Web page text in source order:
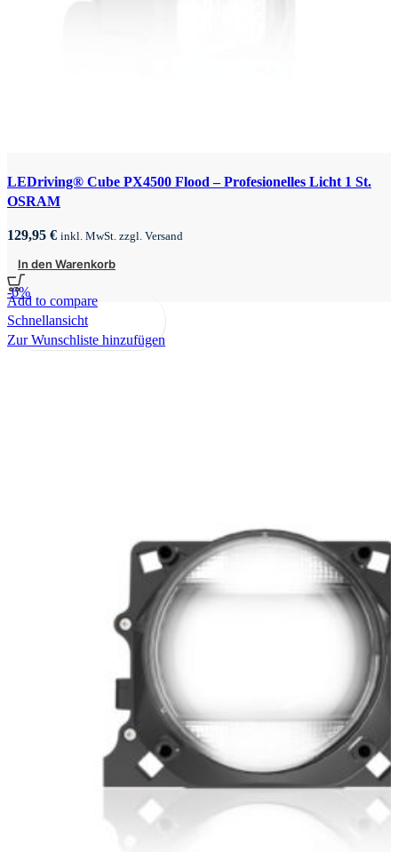
LEDriving® Cube PX4500 Flood – Profesionelles Licht 1 St.
OSRAM
129,95 € inkl. MwSt. zzgl. Versand
In den Warenkorb
-6%
Add to compare
Schnellansicht
Zur Wunschliste hinzufügen